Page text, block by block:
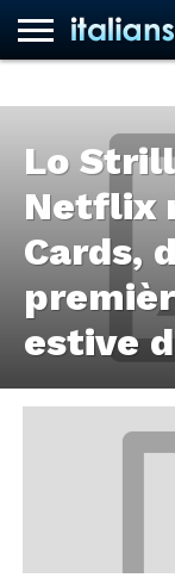
NEWS
ASCOLTI
RECENSIONI
INTERVISTE
CURIOSITÀ
CHI
SIAMO
CONTATTACI
FORUM
ITALIANSUBS
Lo
Netflix
Cards,
estive